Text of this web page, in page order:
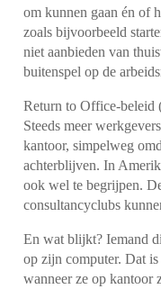
om kunnen gaan én of
zoals bijvoorbeeld
niet aanbieden van
buitenspel op de
Return to Office-beleid
Steeds meer
kantoor, simpelweg
achterblijven. In
ook wel te begrijpen.
consultancyclubs
En wat blijkt? Iemand
op zijn computer. Dat
wanneer ze op kantoor